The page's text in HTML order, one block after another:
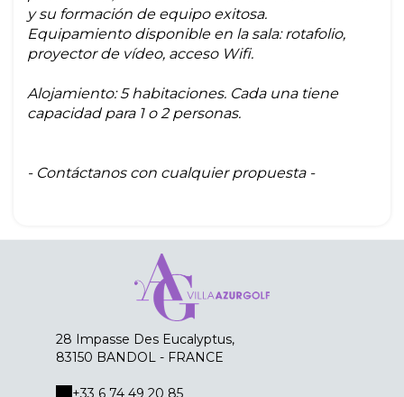
y su formación de equipo exitosa.
Equipamiento disponible en la sala: rotafolio,
proyector de vídeo, acceso Wifi.
Alojamiento: 5 habitaciones. Cada una tiene
capacidad para 1 o 2 personas.
- Contáctanos con cualquier propuesta -
28 Impasse Des Eucalyptus,
83150 BANDOL - FRANCE
+33 6 74 49 20 85